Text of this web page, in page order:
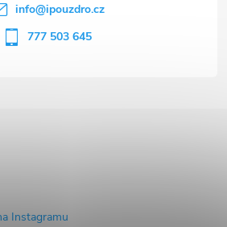
Instagramu
info@ipouzdro.cz
777 503 645